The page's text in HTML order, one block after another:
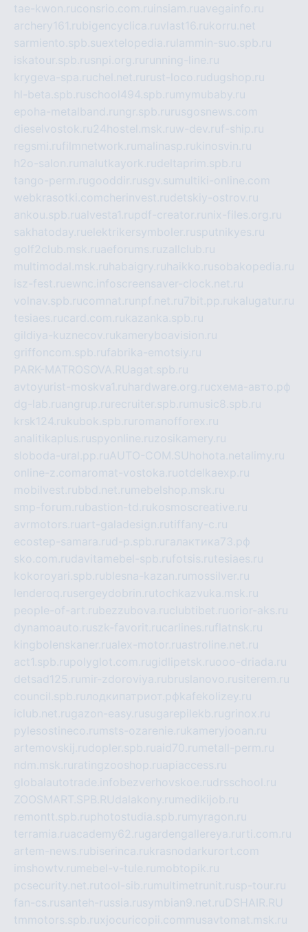
tae-kwon.ruconsrio.com.ru insiam.ruavegainfo.ru
archery161.rubigencyclica.ruvlast16.rukorru.net
sarmiento.spb.suextelopedia.ru lammin-suo.spb.ru
iskatour.spb.rusnpi.org.ru running-line.ru
krygeva-spa.ruchel.net.ru rust-loco.rudugshop.ru
hl-beta.spb.ruschool494.spb.ru mymubaby.ru
epoha-metalband.ru ngr.spb.ru rusgosnews.com
dieselvostok.ru24hostel.msk.ruw-dev.ruf-ship.ru
regsmi.rufilmnetwork.ru malinasp.rukinosvin.ru
h2o-salon.ru malutkayork.rudeltaprim.spb.ru
tango-perm.rugooddir.rusgv.su multiki-online.com
webkrasotki.comcherinvest.rudetskiy-ostrov.ru
ankou.spb.rualvesta1.rupdf-creator.ru nix-files.org.ru
sakhatoday.ruelektrikersymboler.rusputnikyes.ru
golf2club.msk.ruaeforums.ruzallclub.ru
multimodal.msk.ru habaigry.ru haikko.rusobakopedia.ru
isz-fest.ruewnc.infoscreensaver-clock.net.ru
volnav.spb.rucomnat.ru npf.net.ru 7bit.pp.rukalugatur.ru
tesiaes.rucard.com.rukazanka.spb.ru
gildiya-kuznecov.rukameryboavision.ru
griffoncom.spb.rufabrika-emotsiy.ru
PARK-MATROSOVA.RUagat.spb.ru
avtoyurist-moskva1.ru hardware.org.ruсхема-авто.рф
dg-lab.ruangrup.ru recruiter.spb.ru music8.spb.ru
krsk124.rukubok.spb.ru romanofforex.ru
analitikaplus.ruspyonline.ruzosikamery.ru
sloboda-ural.pp.ruAUTO-COM.SU hohota.net alimy.ru
online-z.comaromat-vostoka.ruotdelkaexp.ru
mobilvest.rubbd.net.ru mebelshop.msk.ru
smp-forum.rubastion-td.rukosmoscreative.ru
avrmotors.ruart-galadesign.rutiffany-c.ru
ecostep-samara.rud-p.spb.ru галактика73.рф
sko.com.rudavitamebel-spb.rufotsis.rutesiaes.ru
kokoroyari.spb.rublesna-kazan.ru mossilver.ru
lenderoq.rusergeydobrin.rutochkazvuka.msk.ru
people-of-art.rubezzubova.ruclubtibet.ruorior-aks.ru
dynamoauto.ruszk-favorit.rucarlines.ruflatnsk.ru
kingbolenskaner.rualex-motor.ruastroline.net.ru
act1.spb.rupolyglot.com.rugidlipetsk.ruooo-driada.ru
detsad125.ru mir-zdoroviya.rubruslanovo.rusiterem.ru
council.spb.ruлодкипатриот.рфkafekolizey.ru
iclub.net.rugazon-easy.rusugarepilekb.rugrinox.ru
pylesostineco.ru msts-ozarenie.rukameryjooan.ru
artemovskij.rudopler.spb.ruaid70.ru metall-perm.ru
ndm.msk.ru ratingzooshop.ruapiaccess.ru
globalautotrade.info bezverhovskoe.rudrsschool.ru
ZOOSMART.SPB.RUdalakony.ru medikijob.ru
remontt.spb.ruphotostudia.spb.ru myragon.ru
terramia.ruacademy62.rugardengallereya.ru rti.com.ru
artem-news.rubiserinca.rukrasnodarkurort.com
imshowtv.ru mebel-v-tule.ru mobtopik.ru
pcsecurity.net.rutool-sib.ru multimetrunit.rusp-tour.ru
fan-cs.rusanteh-russia.rusymbian9.net.ruDSHAIR.RU
tmmotors.spb.ruxjocuricopii.com musavtomat.msk.ru